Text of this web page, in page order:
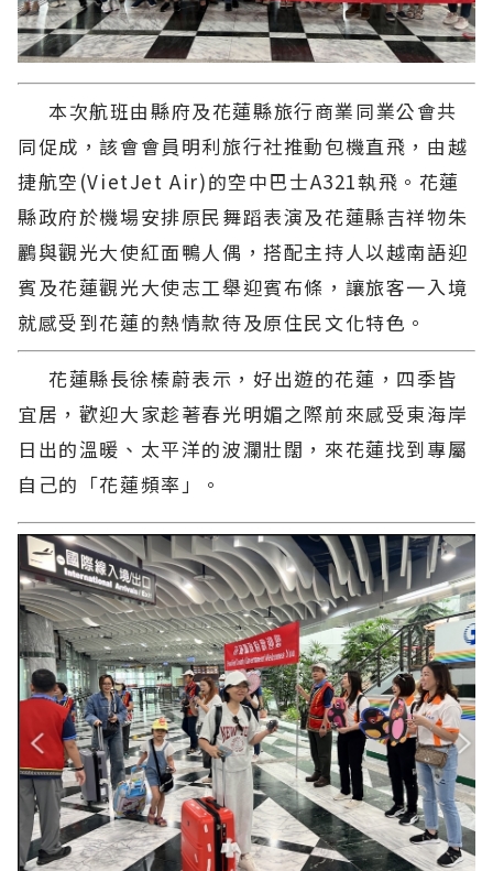
本次航班由縣府及花蓮縣旅行商業同業公會共
同促成，該會會員明利旅行社推動包機直飛，由越
捷航空(VietJet Air)的空中巴士A321執飛。花蓮
縣政府於機場安排原民舞蹈表演及花蓮縣吉祥物朱
鸝與觀光大使紅面鴨人偶，搭配主持人以越南語迎
賓及花蓮觀光大使志工舉迎賓布條，讓旅客一入境
就感受到花蓮的熱情款待及原住民文化特色。
花蓮縣長徐榛蔚表示，好出遊的花蓮，四季皆
宜居，歡迎大家趁著春光明媚之際前來感受東海岸
日出的溫暖、太平洋的波瀾壯闊，來花蓮找到專屬
自己的「花蓮頻率」。